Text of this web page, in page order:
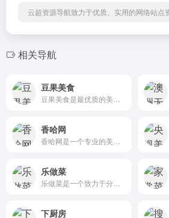
云超资源导航致力于优质、实用的网络站点
相关导航
豆果美食
香哈网
乐做菜
下厨房